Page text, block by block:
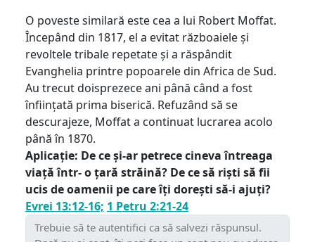
O poveste similară este cea a lui Robert Moffat.
Începând din 1817, el a evitat războaiele și
revoltele tribale repetate și a răspândit
Evanghelia printre popoarele din Africa de Sud.
Au trecut doisprezece ani până când a fost
înființată prima biserică. Refuzând să se
descurajeze, Moffat a continuat lucrarea acolo
până în 1870.
Aplicație: De ce și-ar petrece cineva întreaga
viață într- o țară străină? De ce să riști să fii
ucis de oamenii pe care îți dorești să-i ajuți?
Evrei 13:12-16; 1 Petru 2:21-24